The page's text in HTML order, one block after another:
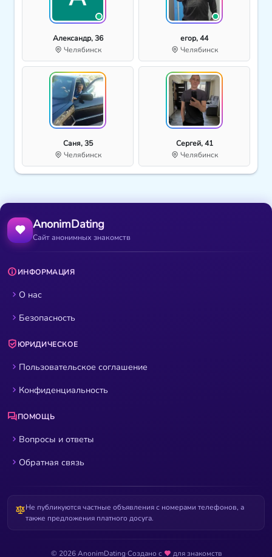
Александр, 36
Челябинск
егор, 44
Челябинск
Саня, 35
Челябинск
Сергей, 41
Челябинск
AnonimDating
Сайт анонимных знакомств
ИНФОРМАЦИЯ
О нас
Безопасность
ЮРИДИЧЕСКОЕ
Пользовательское соглашение
Конфиденциальность
ПОМОЩЬ
Вопросы и ответы
Обратная связь
Не публикуются частные объявления с номерами телефонов, а
также предложения платного досуга.
© 2026 AnonimDating·Создано с для знакомств